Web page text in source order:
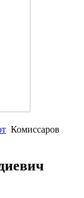
Комиссаров